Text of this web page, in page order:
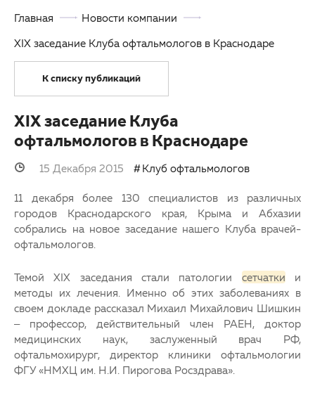
Партнерам
Закупки
Клуб офтальмологов
Другие заболевания глаз
Детская офтальмология
Оптика
Главная
Новости компании
XIX заседание Клуба офтальмологов в Краснодаре
К списку публикаций
XIX заседание Клуба
офтальмологов в Краснодаре
15 Декабря 2015 Клуб офтальмологов
11 декабря более 130 специалистов из различных
городов Краснодарского края, Крыма и Абхазии
собрались на новое заседание нашего Клуба врачей-
офтальмологов.
Темой XIX заседания стали патологии сетчатки и
методы их лечения. Именно об этих заболеваниях в
своем докладе рассказал Михаил Михайлович Шишкин
– профессор, действительный член РАЕН, доктор
медицинских наук, заслуженный врач РФ,
офтальмохирург, директор клиники офтальмологии
ФГУ «НМХЦ им. Н.И. Пирогова Росздрава».